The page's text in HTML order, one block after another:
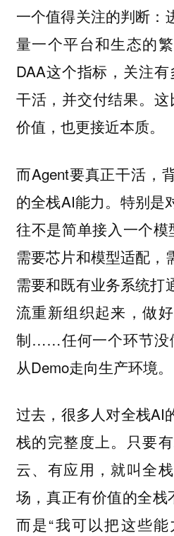
一个值得关注的判断：
量一个平台和生态的
DAA这个指标，关注
干活，并交付结果。这
价值，也更接近本质。
而Agent要真正干活，
的全栈AI能力。特别是
往不是简单接入一个
需要芯片和模型适配，
需要和既有业务系统打
流重新组织起来，做
制……任何一个环节没
从Demo走向生产环境。
过去，很多人对全栈AI
栈的完整度上。只要
云、有应用，就叫全
场，真正有价值的全栈
而是“我可以把这些